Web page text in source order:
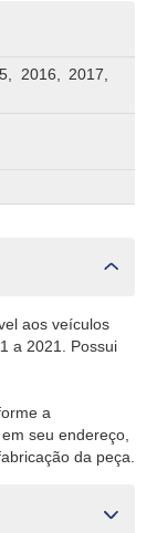
2016, 2017,
aos veículos
a 2021. Possui
a
seu endereço,
da peça.